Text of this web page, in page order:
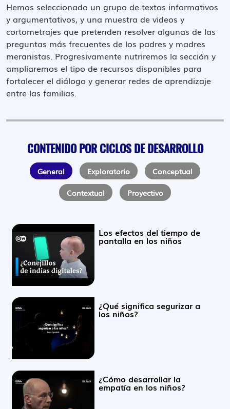
Hemos seleccionado un grupo de textos informativos
y argumentativos, y una muestra de videos y
cortometrajes que pretenden resolver algunas de las
preguntas más frecuentes de los padres y madres
meranistas. Progresivamente nutriremos la sección y
ampliaremos el tipo de recursos disponibles para
fortalecer el diálogo y generar redes de aprendizaje
entre las familias.
CONTENIDO POR CICLOS DE DESARROLLO
General Exploratorio
Conceptual
Contextual
Proyectivo
Los efectos del tiempo de
pantalla en los niños
¿Qué significa segurizar a
los niños?
¿Cómo desarrollar la
empatía en los niños?